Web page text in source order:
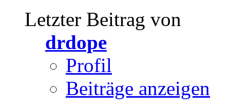
Letzter Beitrag von
drdope
Profil
Beiträge anzeigen